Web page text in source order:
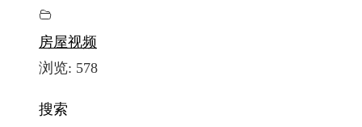
房屋视频
浏览: 578
搜索